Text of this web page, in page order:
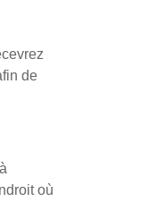
de
où